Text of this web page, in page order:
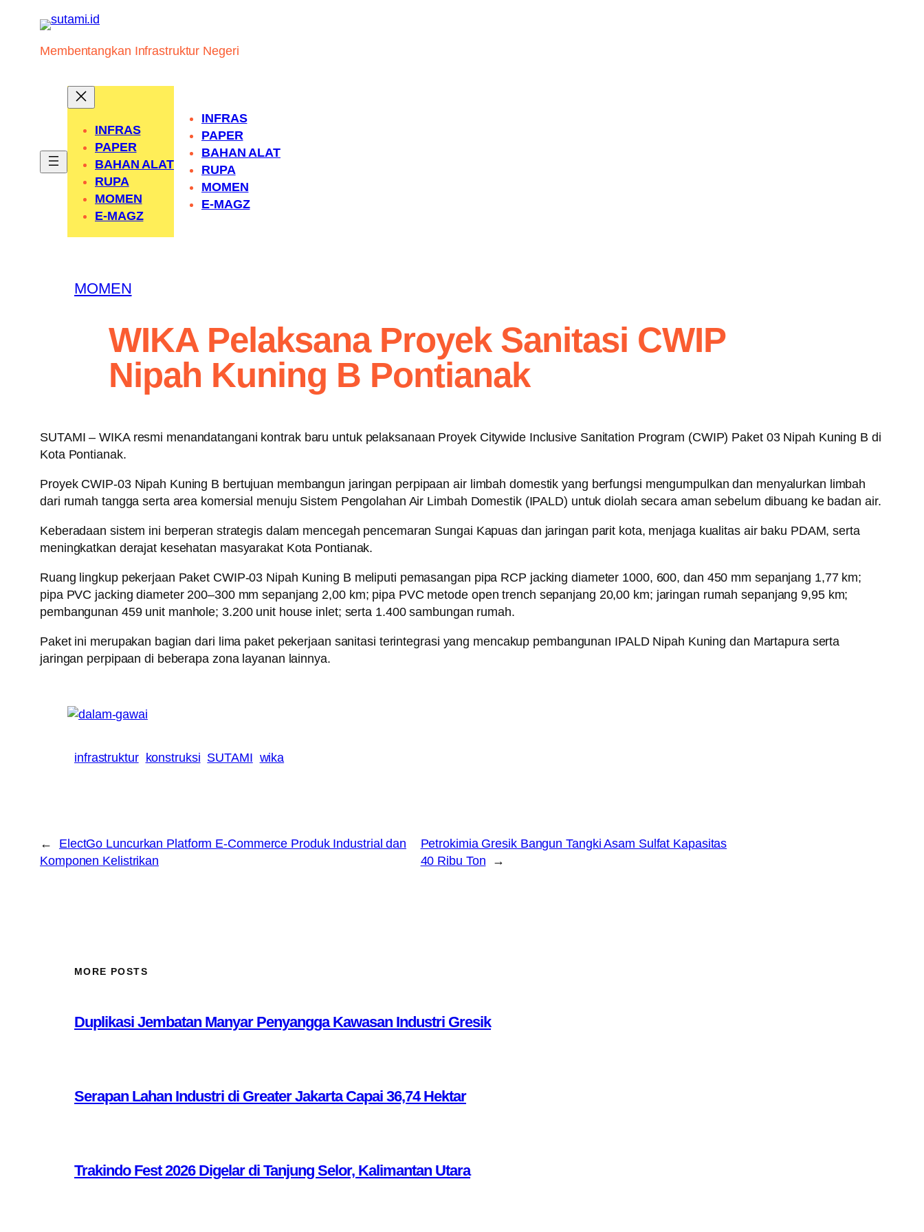
contentMembentangkan Infrastruktur Negeri
INFRAS
PAPER
BAHAN ALAT
RUPA
MOMEN
E-MAGZ
INFRAS
PAPER
BAHAN ALAT
RUPA
MOMEN
E-MAGZ
MOMEN
WIKA Pelaksana Proyek Sanitasi CWIP
Nipah Kuning B Pontianak
SUTAMI – WIKA resmi menandatangani kontrak baru untuk pelaksanaan Proyek Citywide Inclusive Sanitation Program (CWIP) Paket 03 Nipah Kuning B di
Kota Pontianak.
Proyek CWIP-03 Nipah Kuning B bertujuan membangun jaringan perpipaan air limbah domestik yang berfungsi mengumpulkan dan menyalurkan limbah
dari rumah tangga serta area komersial menuju Sistem Pengolahan Air Limbah Domestik (IPALD) untuk diolah secara aman sebelum dibuang ke badan air.
Keberadaan sistem ini berperan strategis dalam mencegah pencemaran Sungai Kapuas dan jaringan parit kota, menjaga kualitas air baku PDAM, serta
meningkatkan derajat kesehatan masyarakat Kota Pontianak.
Ruang lingkup pekerjaan Paket CWIP-03 Nipah Kuning B meliputi pemasangan pipa RCP jacking diameter 1000, 600, dan 450 mm sepanjang 1,77 km;
pipa PVC jacking diameter 200–300 mm sepanjang 2,00 km; pipa PVC metode open trench sepanjang 20,00 km; jaringan rumah sepanjang 9,95 km;
pembangunan 459 unit manhole; 3.200 unit house inlet; serta 1.400 sambungan rumah.
Paket ini merupakan bagian dari lima paket pekerjaan sanitasi terintegrasi yang mencakup pembangunan IPALD Nipah Kuning dan Martapura serta
jaringan perpipaan di beberapa zona layanan lainnya.
infrastruktur konstruksi SUTAMI wika
←
ElectGo Luncurkan Platform E-Commerce Produk Industrial dan
Komponen Kelistrikan
Petrokimia Gresik Bangun Tangki Asam Sulfat Kapasitas
40 Ribu Ton
→
MORE POSTS
Duplikasi Jembatan Manyar Penyangga Kawasan Industri Gresik
Serapan Lahan Industri di Greater Jakarta Capai 36,74 Hektar
Trakindo Fest 2026 Digelar di Tanjung Selor, Kalimantan Utara